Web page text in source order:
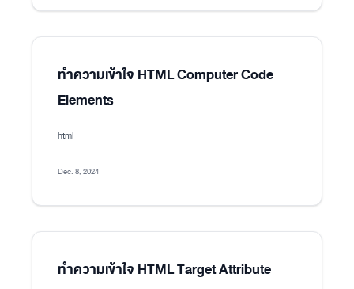
ทำความเข้าใจ HTML Computer Code
Elements
html
Dec. 8, 2024
ทำความเข้าใจ HTML Target Attribute